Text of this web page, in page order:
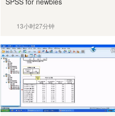
13小时27分钟